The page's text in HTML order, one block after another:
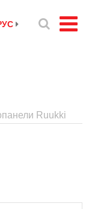
Ruukki